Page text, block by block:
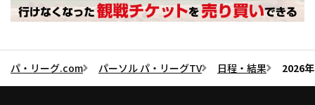
パ・リーグ.com パーソル パ・リーグTV 日程・結果 2026